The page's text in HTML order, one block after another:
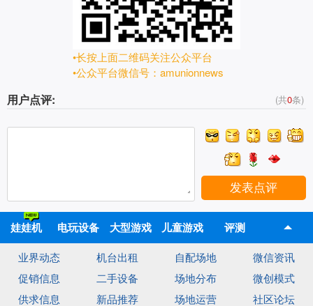
•长按上面二维码关注公众平台
•公众平台微信号：amunionnews
用户点评: (共0条)
发表点评
娃娃机 电玩设备 大型游戏
机
儿童游戏
机
评测
业界动态 机台出租 自配场地
微信资讯
促销信息
二手设备 场地分布
微创模式
供求信息
新品推荐 场地运营 社区论坛